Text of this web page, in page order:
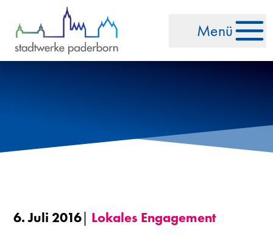
Zum Inhalt springen
Menü
6. Juli 2016| Lokales Engagement